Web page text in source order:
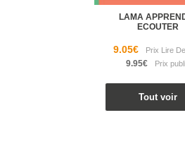
LAMA
ECOUTER
9.05€
9.95€